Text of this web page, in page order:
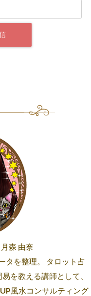
森 由奈
タを整理。 タロット占
を教える講師として、
風水コンサルティング